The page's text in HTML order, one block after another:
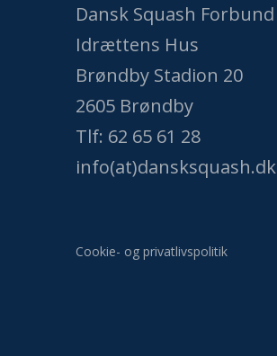
Dansk Squash Forbund
Idrættens Hus
Brøndby Stadion 20
2605 Brøndby
Tlf: 62 65 61 28
info(at)dansksquash.dk
Cookie- og privatlivspolitik